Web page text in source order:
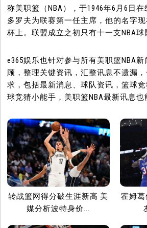
称美职篮（NBA），于1946年6月6日
多罗夫为联赛第一任主席，他的名字
杯上。联盟成立之初只有十一支NBA球
e365娱乐也针对参与所有美职篮NBA
顾，整理关键资讯，汇整讯息不遗漏
求，包括最新消息、球队资讯，篮球
球竞猜小能手，美职篮NBA最新讯息也
转战篮网得分破生涯新高 美
媒分析波特身价...
霍姆葛